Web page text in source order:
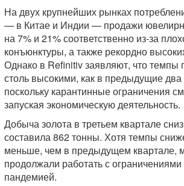
На двух крупнейших рынках
— в Китае и Индии — продажи
на 7% и 21% соответственно из-за
конъюнктуры, а также рекордно
Однако в Refinitiv заявляют, что темпы
столь высокими, как в предыдущие два
поскольку карантинные ограничения
запуская экономическую деятельность.
Добыча золота в третьем квартале
составила 862 тонны. Хотя темпы
меньше, чем в предыдущем квартале,
продолжали работать с ограничениями
пандемией.